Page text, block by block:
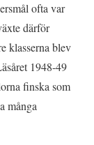
ofta var
därför
klasserna blev
1948-49
finska som
många